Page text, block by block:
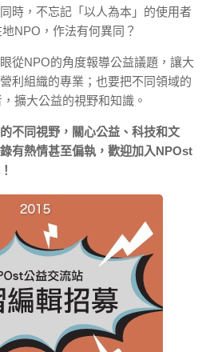
時，不忘記「以人為本」的使用者
NPO，作法有何異同？
從NPO的角度報導公益議題，讓大
利組織的專業；也要把不同領域的
擴大公益的視野和知識。
不同視野，關心公益、科技和文
有熱情甚至偏執，歡迎加入NPOst